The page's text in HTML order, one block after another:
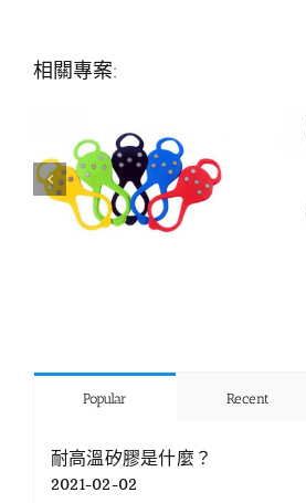
相關專案:
Popular Recent
耐高溫矽膠是什麼？
2021-02-02